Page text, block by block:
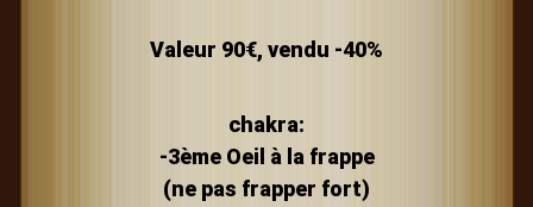
Valeur 90€, vendu -40%
chakra:
-3ème Oeil à la frappe
(ne pas frapper fort)